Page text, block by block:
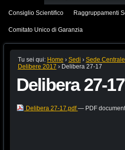
Consiglio Scientifico Raggruppamenti
Comitato Unico di Garanzia
Tu sei qui: Home › Sedi › Sede
Delibere 2017 › Delibera 27-17
Delibera 27-17
Delibera 27-17.pdf— PDF